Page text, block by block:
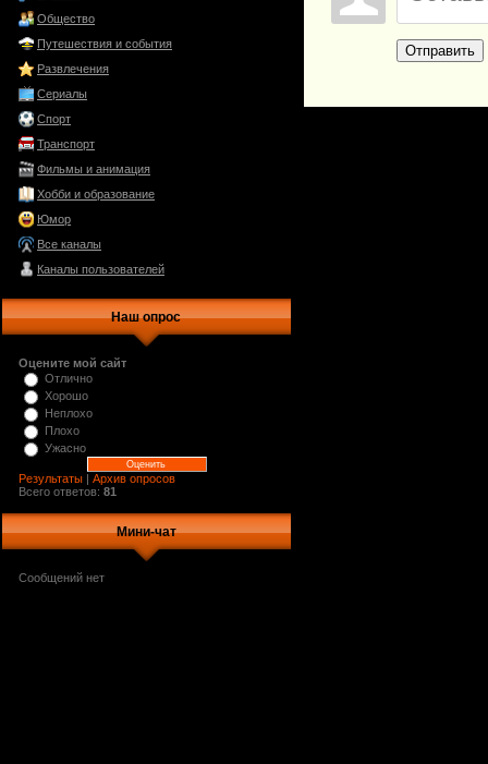
Общество
Путешествия и события
Развлечения
Сериалы
Спорт
Транспорт
Фильмы и анимация
Хобби и образование
Юмор
Все каналы
Каналы пользователей
Наш опрос
Оцените мой сайт
Отлично
Хорошо
Неплохо
Плохо
Ужасно
Результаты | Архив опросов
Всего ответов: 81
Мини-чат
Отправить